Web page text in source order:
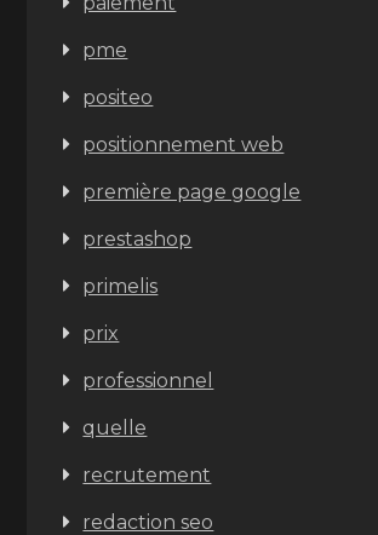
pme
positeo
positionnement web
première page google
prestashop
primelis
prix
professionnel
quelle
recrutement
redaction seo